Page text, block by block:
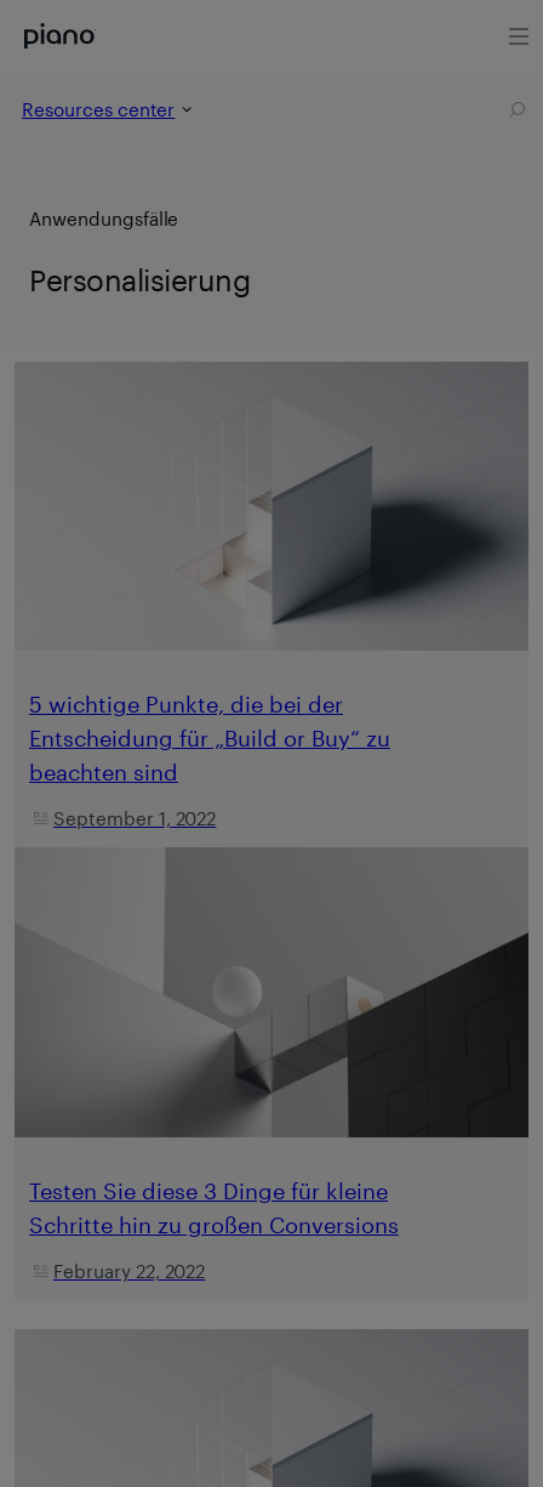
Resources center
Anwendungsfälle
Personalisierung
5 wichtige Punkte, die bei der
Entscheidung für „Build or Buy“ zu
beachten sind
September 1, 2022
Testen Sie diese 3 Dinge für kleine
Schritte hin zu großen Conversions
February 22, 2022